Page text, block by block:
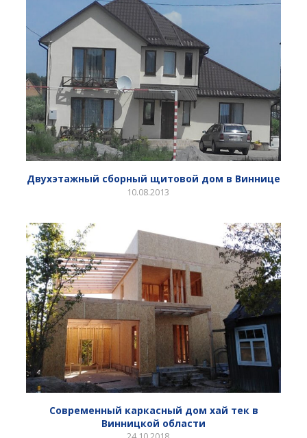
Двухэтажный сборный щитовой дом в Виннице
10.08.2013
Современный каркасный дом хай тек в
Винницкой области